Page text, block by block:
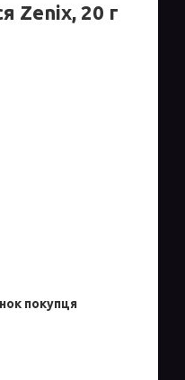
Zenix, 20 г
покупця